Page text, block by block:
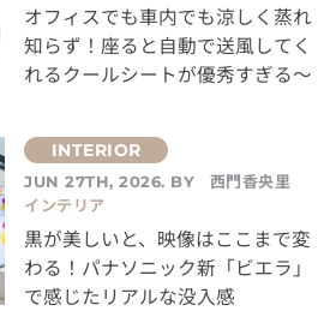
オフィスでも車内でも涼しく蒸れ
知らず！座ると自動で送風してく
れるクールシートが優秀すぎる～
JUN 27TH, 2026. BY
西門香央里
インテリア
黒が美しいと、映像はここまで変
わる！パナソニック新「ビエラ」
で感じたリアルな没入感